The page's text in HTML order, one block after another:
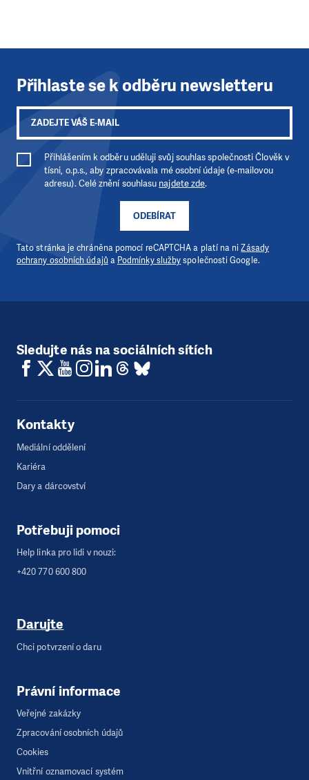
Přihlaste se k odběru newsletteru
ODEBÍRAT
Přihlášením k odběru uděluji svůj souhlas společnosti Člověk v
tísni, o.p.s., aby zpracovávala mé osobní údaje (e-mailovou
adresu). Celé znění souhlasu najdete zde.
Tato stránka je chráněna pomocí reCAPTCHA a platí na niZásady
ochrany osobních údajů a Podmínky službyspolečnosti Google.
Sledujte nás na sociálních sítích
Kontakty
Mediální oddělení
Kariéra
Dary a dárcovství
Potřebuji pomoci
Help linka pro lidi v nouzi:
+420 770 600 800
Darujte
Chci potvrzení o daru
Právní informace
Veřejné zakázky
Zpracování osobních údajů
Cookies
Vnitřní oznamovací systém